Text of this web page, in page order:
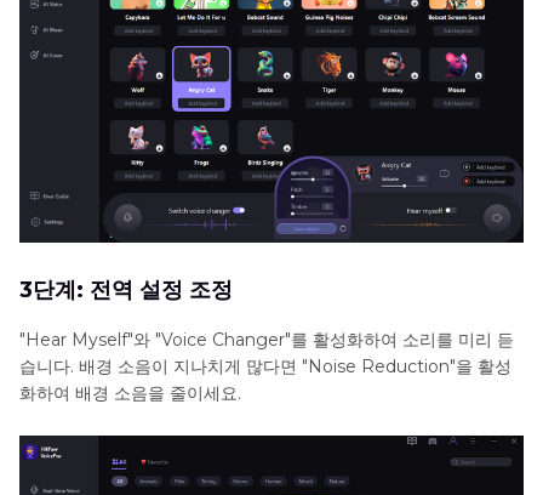
3단계: 전역 설정 조정
"Hear Myself"와 "Voice Changer"를 활성화하여 소리를 미리 듣
습니다. 배경 소음이 지나치게 많다면 "Noise Reduction"을 활성
화하여 배경 소음을 줄이세요.